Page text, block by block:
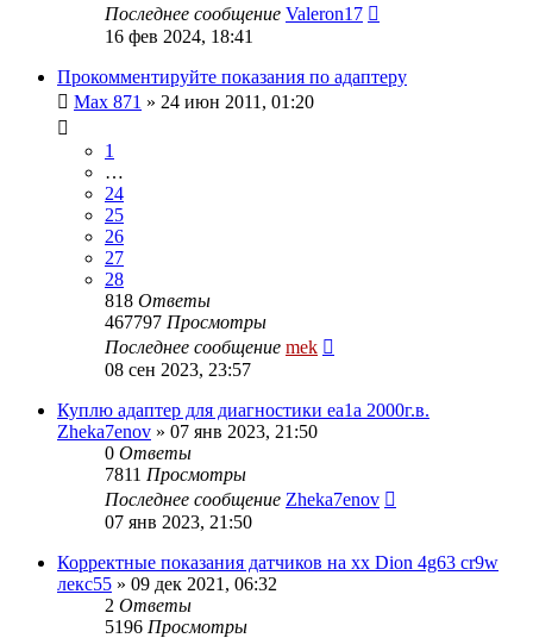
Последнее сообщение Valeron17
16 фев 2024, 18:41
Прокомментируйте показания по адаптеру
Max 871 » 24 июн 2011, 01:20
1
…
24
25
26
27
28
818 Ответы
467797 Просмотры
Последнее сообщение mek
08 сен 2023, 23:57
Куплю адаптер для диагностики ea1a 2000г.в.
Zheka7enov » 07 янв 2023, 21:50
0 Ответы
7811 Просмотры
Последнее сообщение Zheka7enov
07 янв 2023, 21:50
Корректные показания датчиков на хх Dion 4g63 cr9w
лекс55 » 09 дек 2021, 06:32
2 Ответы
5196 Просмотры